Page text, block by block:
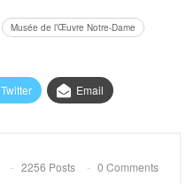
Musée de l’Œuvre Notre-Dame
Twitter Email
2256 Posts 0 Comments